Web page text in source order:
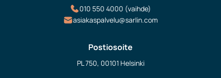
010 550 4000 (vaihde)
asiakaspalvelu@sarlin.com
Postiosoite
PL 750, 00101 Helsinki